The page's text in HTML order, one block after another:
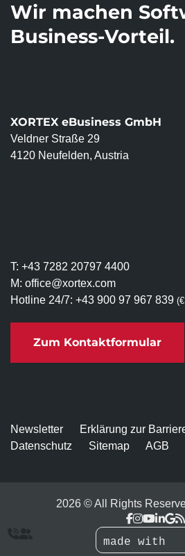
Wir machen
Business-Vorteil.
XORTEX eBusiness GmbH
Veldner Straße 29
4120 Neufelden, Austria
T: +43 7282 20797 4400
M: office@xortex.com
Hotline 24/7: +43 900 97 967 839
Zum Kontaktformular
Newsletter
Erklärung zur
Datenschutz
Sitemap AGB
2026 © All Rights
made with